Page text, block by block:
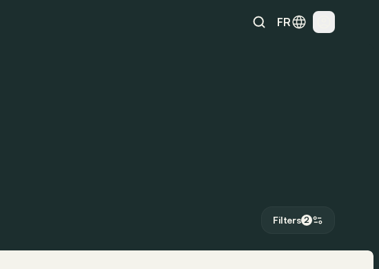
FR
Filters 2